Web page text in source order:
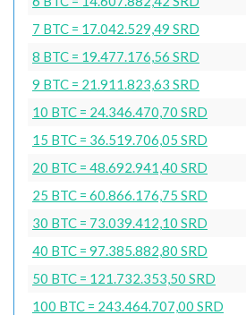
7 BTC = 17.042.529,49 SRD
8 BTC = 19.477.176,56 SRD
9 BTC = 21.911.823,63 SRD
10 BTC = 24.346.470,70 SRD
15 BTC = 36.519.706,05 SRD
20 BTC = 48.692.941,40 SRD
25 BTC = 60.866.176,75 SRD
30 BTC = 73.039.412,10 SRD
40 BTC = 97.385.882,80 SRD
50 BTC = 121.732.353,50 SRD
100 BTC = 243.464.707,00 SRD